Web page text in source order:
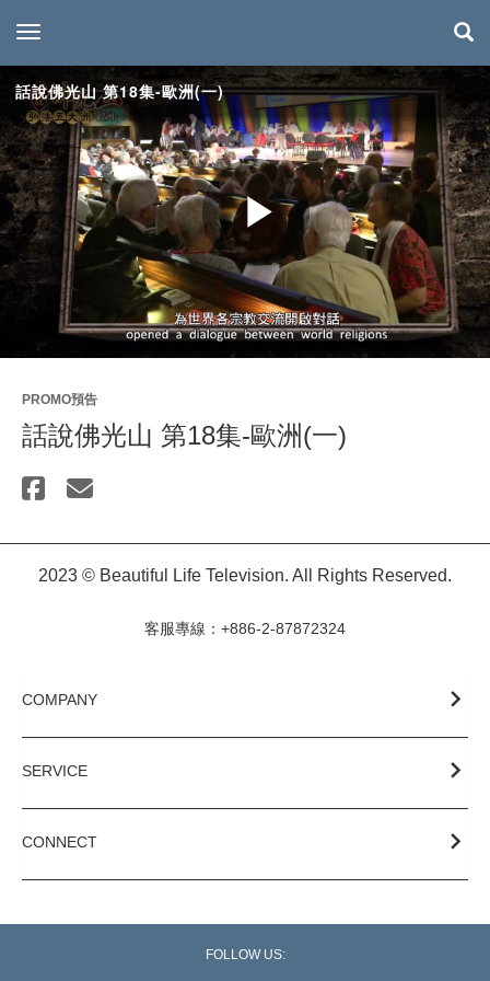
toggle navigation
話說佛光山 第18集-歐洲(一)
Play
Video
PROMO預告
話說佛光山 第18集-歐洲(一)
2023 © Beautiful Life Television. All Rights Reserved.
客服專線：+886-2-87872324
COMPANY
SERVICE
CONNECT
FOLLOW US: